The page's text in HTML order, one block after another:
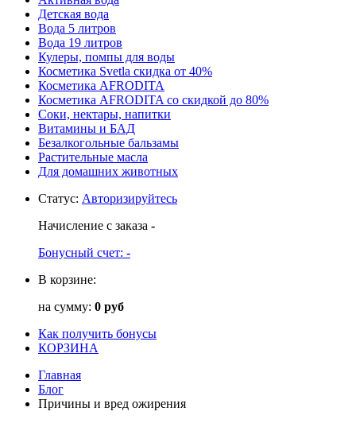
Детская вода
Вода 5 литров
Вода 19 литров
Кулеры, помпы для воды
Косметика Svetla скидка от 40%
Косметика AFRODITA
Косметика AFRODITA со скидкой до 80%
Соки, нектары, напитки
Витамины и БАД
Безалкогольные бальзамы
Растительные масла
Для домашних животных
Статус: Авторизируйтесь
Начисление с заказа -
Бонусный счет: -
В корзине:
на сумму: 0 руб
Как получить бонусы
КОРЗИНА
Главная
Блог
Причины и вред ожирения